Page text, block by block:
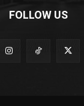
FOLLOW US